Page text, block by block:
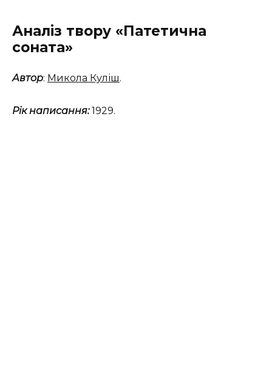
Аналіз твору «Патетична
соната»
Автор: Микола Куліш.
Рік написання:1929.